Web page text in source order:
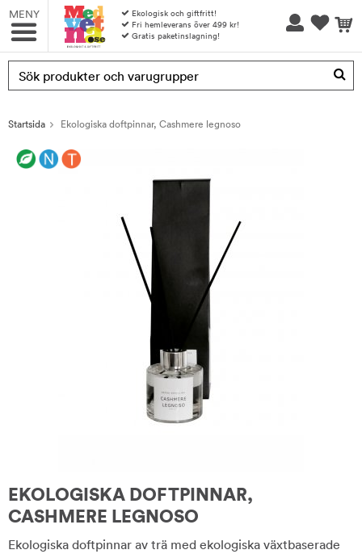
MENY
Ekologisk och giftfritt!
Fri hemleverans över 499 kr!
Gratis paketinslagning!
Produkten har blivit tillagd i varukorgen
Startsida Ekologiska doftpinnar, Cashmere legnoso
EKOLOGISKA DOFTPINNAR,
CASHMERE LEGNOSO
Ekologiska doftpinnar av trä med ekologiska växtbaserade